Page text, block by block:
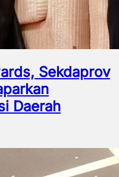
Sekdaprov
Daerah